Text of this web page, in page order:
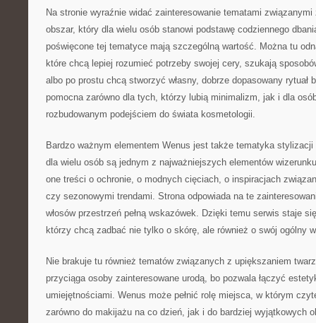
Na stronie wyraźnie widać zainteresowanie tematami
obszar, który dla wielu osób stanowi podstawę codziennego
poświęcone tej tematyce mają szczególną wartość. Można tu
które chcą lepiej rozumieć potrzeby swojej cery, szukają
albo po prostu chcą stworzyć własny, dobrze dopasowany rytuał
pomocna zarówno dla tych, którzy lubią minimalizm, jak i dla
rozbudowanym podejściem do świata kosmetologii.
Bardzo ważnym elementem Wenus jest także tematyka stylizacji
dla wielu osób są jednym z najważniejszych elementów
one treści o ochronie, o modnych cięciach, o inspiracjach
czy sezonowymi trendami. Strona odpowiada na te
włosów przestrzeń pełną wskazówek. Dzięki temu serwis staje
którzy chcą zadbać nie tylko o skórę, ale również o swój ogólny
Nie brakuje tu również tematów związanych z upiększaniem
przyciąga osoby zainteresowane urodą, bo pozwala łączyć
umiejętnościami. Wenus może pełnić rolę miejsca, w którym
zarówno do makijażu na co dzień, jak i do bardziej wyjątkowych